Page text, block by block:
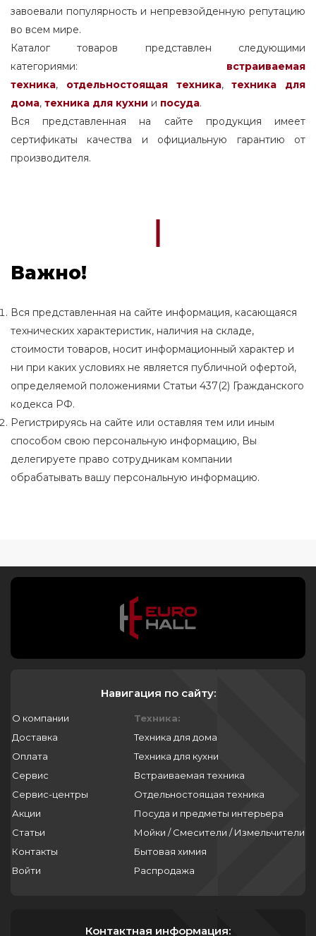
завоевали популярность и непревзойденную репутацию
во всем мире.
Каталог товаров представлен следующими
категориями: встраиваемая
техника, отдельностоящаятехника,
техника для
дома, техника для кухни и посуда.
Вся представленная на сайте продукция имеет
сертификаты качества и официальную гарантию от
производителя.
Важно!
Вся представленная на сайте информация, касающаяся
технических характеристик, наличия на складе,
стоимости товаров, носит информационный характер и
ни при каких условиях не является публичной офертой,
определяемой положениями Статьи 437(2) Гражданского
кодекса РФ.
Регистрируясь на сайте или оставляя тем или иным
способом свою персональную информацию, Вы
делегируете право сотрудникам компании
обрабатывать вашу персональную информацию.
Навигация по сайту:
О компании
Доставка
Оплата
Сервис
Сервис-центры
Акции
Статьи
Контакты
Войти
Техника:
Техника для дома
Техника для кухни
Встраиваемая техника
Отдельностоящая техника
Посуда и предметы интерьера
Мойки / Смесители / Измельчители
Бытовая химия
Распродажа
Контактная информация: